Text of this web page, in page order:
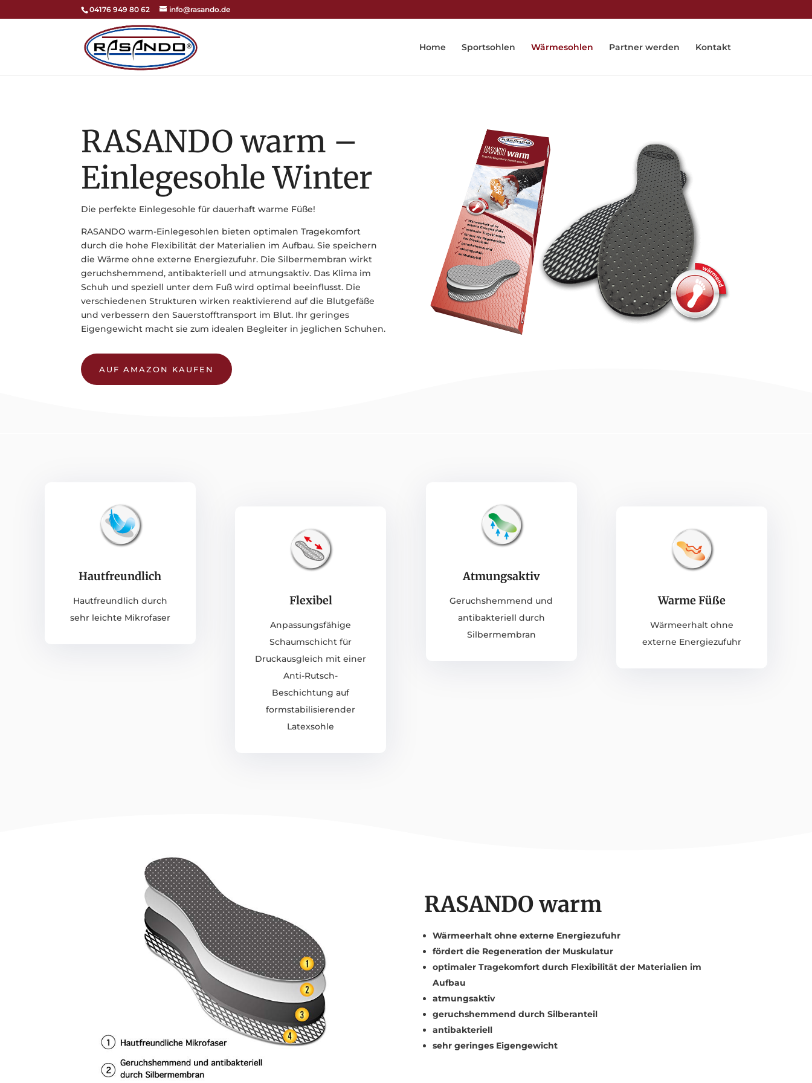
04176 949 80 62 info@rasando.de
Home Sportsohlen Wärmesohlen Partner werden Kontakt
RASANDO warm –
Einlegesohle Winter
Die perfekte Einlegesohle für dauerhaft warme Füße!
RASANDO warm-Einlegesohlen bieten optimalen Tragekomfort
durch die hohe Flexibilität der Materialien im Aufbau. Sie speichern
die Wärme ohne externe Energiezufuhr. Die Silbermembran wirkt
geruchshemmend, antibakteriell und atmungsaktiv. Das Klima im
Schuh und speziell unter dem Fuß wird optimal beeinflusst. Die
verschiedenen Strukturen wirken reaktivierend auf die Blutgefäße
und verbessern den Sauerstofftransport im Blut. Ihr geringes
Eigengewicht macht sie zum idealen Begleiter in jeglichen Schuhen.
AUF AMAZON KAUFEN
Hautfreundlich
Hautfreundlich durch
sehr leichte Mikrofaser
Flexibel
Anpassungsfähige
Schaumschicht für
Druckausgleich mit einer
Anti-Rutsch-
Beschichtung auf
formstabilisierender
Latexsohle
Atmungsaktiv
Geruchshemmend und
antibakteriell durch
Silbermembran
Warme Füße
Wärmeerhalt ohne
externe Energiezufuhr
RASANDO warm
Wärmeerhalt ohne externe Energiezufuhr
fördert die Regeneration der Muskulatur
optimaler Tragekomfort durch Flexibilität der Materialien im
Aufbau
atmungsaktiv
geruchshemmend durch Silberanteil
antibakteriell
sehr geringes Eigengewicht